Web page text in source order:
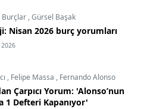
Burçlar ,Gürsel Başak
Nisan 2026 burç yorumları
, Felipe Massa , Fernando Alonso
Çarpıcı Yorum: 'Alonso’nun
1 Defteri Kapanıyor'